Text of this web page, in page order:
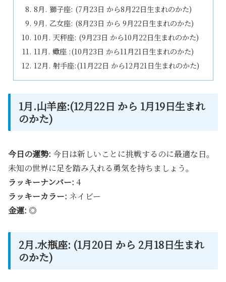
8月. 獅子座: (7月23日 から8月22日生まれのかた)
9月. 乙女座: (8月23日 から 9月22日生まれのかた)
10月. 天秤座: (9月23日 から10月22日生まれのかた)
11月. 蠍座 :(10月23日 から11月21日生まれのかた)
12月. 射手座:(11月22日 から12月21日生まれのかた)
1月.山羊座:(12月22日 から 1月19日生まれ
のかた)
今日の運勢: 今日は新しいことに挑戦するのに最適な日。
未知の世界に足を踏み入れる勇気を持ちましょう。
ラッキーナンバー: 4
ラッキーカラー: ネイビー
金運: ◎
2月.水瓶座: (1月20日 から 2月18日生まれ
のかた)